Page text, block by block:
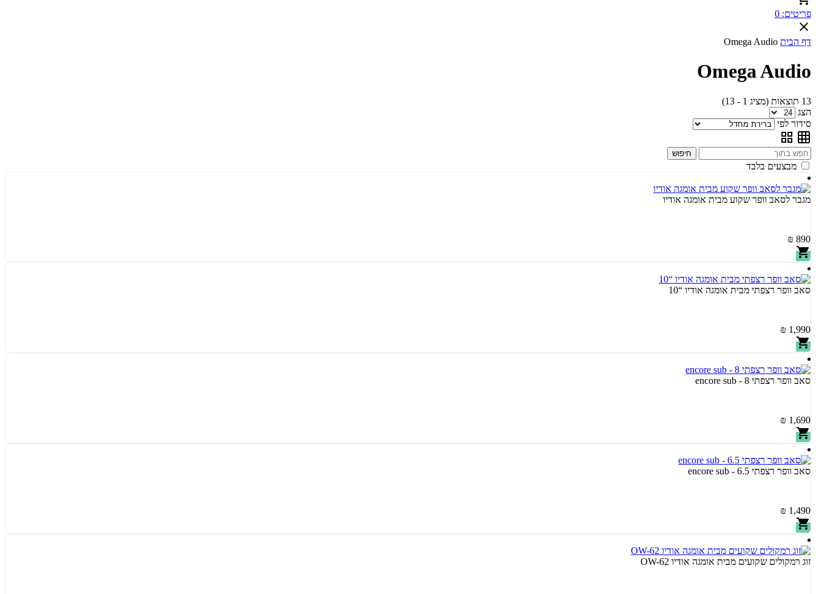
פריטים: 0
דף הבית Omega Audio
Omega Audio
13 תוצאות (מציג 1 - 13)
הצג
סידור לפי
חיפוש
מבצעים בלבד
מגבר לסאב וופר שקוע מבית אומגה אודיו
890 ₪
סאב וופר רצפתי מבית אומגה אודיו “10
1,990 ₪
סאב וופר רצפתי encore sub - 8
1,690 ₪
סאב וופר רצפתי encore sub - 6.5
1,490 ₪
זוג רמקולים שקועים מבית אומגה אודיו OW-62